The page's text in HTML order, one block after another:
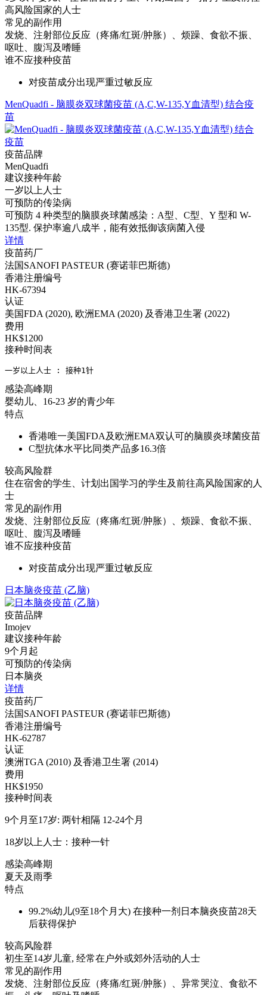
高风险国家的人士
常见的副作用
发烧、注射部位反应（疼痛/红斑/肿胀）、烦躁、食欲不振、
呕吐、腹泻及嗜睡
谁不应接种疫苗
对疫苗成分出现严重过敏反应
MenQuadfi - 脑膜炎双球菌疫苗 (A,C,W-135,Y血清型) 结合疫
苗
疫苗品牌
MenQuadfi
建议接种年龄
一岁以上人士
可预防的传染病
可预防 4 种类型的脑膜炎球菌感染：A型、C型、Y 型和 W-
135型. 保护率逾八成半，能有效抵御该病菌入侵
详情
疫苗药厂
法国SANOFI PASTEUR (赛诺菲巴斯德)
香港注册编号
HK-67394
认证
美国FDA (2020), 欧洲EMA (2020) 及香港卫生署 (2022)
费用
HK$1200
接种时间表
一岁以上人士 : 接种1针
感染高峰期
婴幼儿、16-23 岁的青少年
特点
香港唯一美国FDA及欧洲EMA双认可的脑膜炎球菌疫苗
C型抗体水平比同类产品多16.3倍
较高风险群
住在宿舍的学生、计划出国学习的学生及前往高风险国家的人
士
常见的副作用
发烧、注射部位反应（疼痛/红斑/肿胀）、烦躁、食欲不振、
呕吐、腹泻及嗜睡
谁不应接种疫苗
对疫苗成分出现严重过敏反应
日本脑炎疫苗 (乙脑)
疫苗品牌
Imojev
建议接种年龄
9个月起
可预防的传染病
日本脑炎
详情
疫苗药厂
法国SANOFI PASTEUR (赛诺菲巴斯德)
香港注册编号
HK-62787
认证
澳洲TGA (2010) 及香港卫生署 (2014)
费用
HK$1950
接种时间表
9个月至17岁: 两针相隔 12-24个月
18岁以上人士：接种一针
感染高峰期
夏天及雨季
特点
99.2%幼儿(9至18个月大) 在接种一剂日本脑炎疫苗28天
后获得保护
较高风险群
初生至14岁儿童, 经常在户外或郊外活动的人士
常见的副作用
发烧、注射部位反应（疼痛/红斑/肿胀）、异常哭泣、食欲不